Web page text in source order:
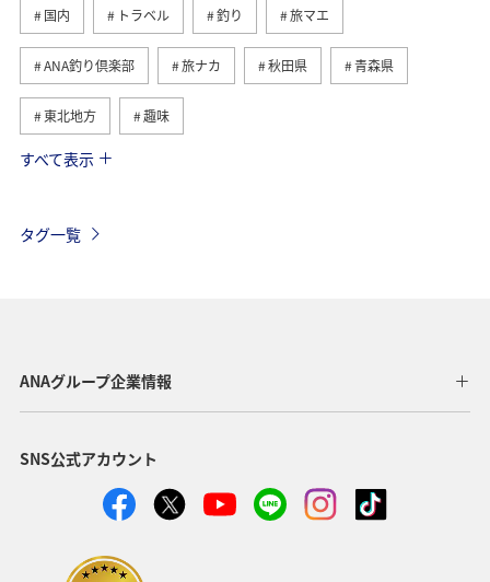
国内 トラベル 釣り 旅マエ
ANA釣り倶楽部 旅ナカ 秋田県 青森県
東北地方 趣味
春 川
アユ ワカサギ 湖 冬
すべて表示
タグ一覧
ANAグループ企業情報
SNS公式アカウント